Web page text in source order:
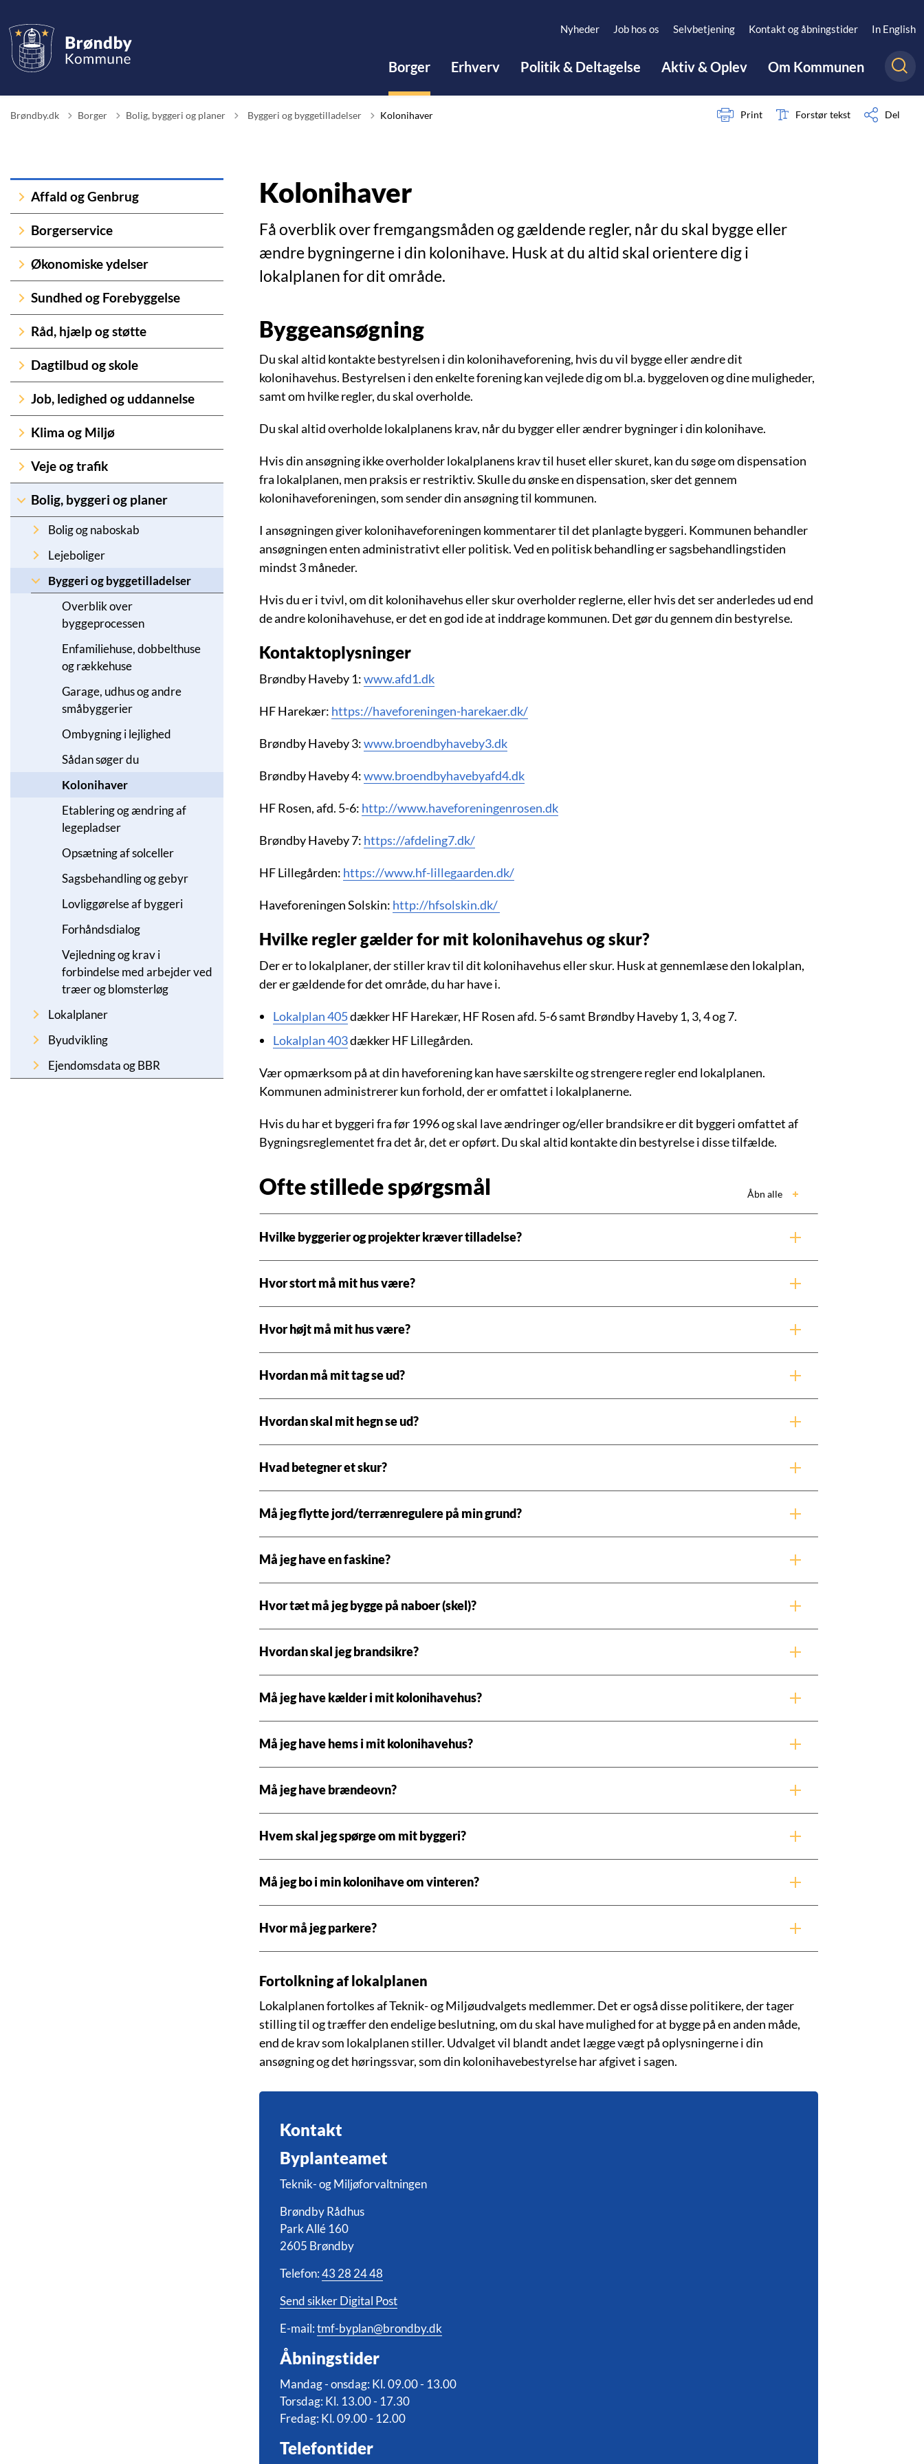
Nyheder Job hos os Selvbetjening Kontakt og åbningstider In English
Borger Erhverv Politik & Deltagelse Aktiv & Oplev Om Kommunen
Brøndby.dk Borger Bolig, byggeri og planer Tilbage til
Byggeri og byggetilladelser Kolonihaver Print Forstør tekst Del
Affald og Genbrug
Borgerservice
Økonomiske ydelser
Sundhed og Forebyggelse
Råd, hjælp og støtte
Dagtilbud og skole
Job, ledighed og uddannelse
Klima og Miljø
Veje og trafik
Bolig, byggeri og planer
Bolig og naboskab
Lejeboliger
Byggeri og byggetilladelser
Overblik over
byggeprocessen
Enfamiliehuse, dobbelthuse
og rækkehuse
Garage, udhus og andre
småbyggerier
Ombygning i lejlighed
Sådan søger du
Kolonihaver
Etablering og ændring af
legepladser
Opsætning af solceller
Sagsbehandling og gebyr
Lovliggørelse af byggeri
Forhåndsdialog
Vejledning og krav i
forbindelse med arbejder ved
træer og blomsterløg
Lokalplaner
Byudvikling
Ejendomsdata og BBR
Kolonihaver
Få overblik over fremgangsmåden og gældende regler, når du skal bygge eller
ændre bygningerne i din kolonihave. Husk at du altid skal orientere dig i
lokalplanen for dit område.
Byggeansøgning
Du skal altid kontakte bestyrelsen i din kolonihaveforening, hvis du vil bygge eller ændre dit
kolonihavehus. Bestyrelsen i den enkelte forening kan vejlede dig om bl.a. byggeloven og dine muligheder,
samt om hvilke regler, du skal overholde.
Du skal altid overholde lokalplanens krav, når du bygger eller ændrer bygninger i din kolonihave.
Hvis din ansøgning ikke overholder lokalplanens krav til huset eller skuret, kan du søge om dispensation
fra lokalplanen, men praksis er restriktiv. Skulle du ønske en dispensation, sker det gennem
kolonihaveforeningen, som sender din ansøgning til kommunen.
I ansøgningen giver kolonihaveforeningen kommentarer til det planlagte byggeri. Kommunen behandler
ansøgningen enten administrativt eller politisk. Ved en politisk behandling er sagsbehandlingstiden
mindst 3 måneder.
Hvis du er i tvivl, om dit kolonihavehus eller skur overholder reglerne, eller hvis det ser anderledes ud end
de andre kolonihavehuse, er det en god ide at inddrage kommunen. Det gør du gennem din bestyrelse.
Kontaktoplysninger
Brøndby Haveby 1:www.afd1.dk
HF Harekær: https://haveforeningen-harekaer.dk/
Brøndby Haveby 3:www.broendbyhaveby3.dk
Brøndby Haveby 4:www.broendbyhavebyafd4.dk
HF Rosen, afd. 5-6: http://www.haveforeningenrosen.dk
Brøndby Haveby 7: https://afdeling7.dk/
HF Lillegården: https://www.hf-lillegaarden.dk/
Haveforeningen Solskin: http://hfsolskin.dk/
Hvilke regler gælder for mit kolonihavehus og skur?
Der er to lokalplaner, der stiller krav til dit kolonihavehus eller skur. Husk at gennemlæse den lokalplan,
der er gældende for det område, du har have i.
Lokalplan 405dækker HF Harekær, HF Rosen afd. 5-6 samt Brøndby Haveby 1, 3, 4 og 7.
Lokalplan 403dækker HF Lillegården.
Vær opmærksom på at din haveforening kan have særskilte og strengere regler end lokalplanen.
Kommunen administrerer kun forhold, der er omfattet i lokalplanerne.
Hvis du har et byggeri fra før 1996 og skal lave ændringer og/eller brandsikre er dit byggeri omfattet af
Bygningsreglementet fra det år, det er opført. Du skal altid kontakte din bestyrelse i disse tilfælde.
Ofte stillede spørgsmål Åbn alle
Hvilke byggerier og projekter kræver tilladelse?
Hvor stort må mit hus være?
Hvor højt må mit hus være?
Hvordan må mit tag se ud?
Hvordan skal mit hegn se ud?
Hvad betegner et skur?
Må jeg flytte jord/terrænregulere på min grund?
Må jeg have en faskine?
Hvor tæt må jeg bygge på naboer (skel)?
Hvordan skal jeg brandsikre?
Må jeg have kælder i mit kolonihavehus?
Må jeg have hems i mit kolonihavehus?
Må jeg have brændeovn?
Hvem skal jeg spørge om mit byggeri?
Må jeg bo i min kolonihave om vinteren?
Hvor må jeg parkere?
Fortolkning af lokalplanen
Lokalplanen fortolkes af Teknik- og Miljøudvalgets medlemmer. Det er også disse politikere, der tager
stilling til og træffer den endelige beslutning, om du skal have mulighed for at bygge på en anden måde,
end de krav som lokalplanen stiller. Udvalget vil blandt andet lægge vægt på oplysningerne i din
ansøgning og det høringssvar, som din kolonihavebestyrelse har afgivet i sagen.
Kontakt
Byplanteamet
Teknik- og Miljøforvaltningen
Brøndby Rådhus
Park Allé 160
2605 Brøndby
Telefon:43 28 24 48
Send sikker Digital Post
E-mail:tmf-byplan@brondby.dk
Åbningstider
Mandag - onsdag: Kl. 09.00 - 13.00
Torsdag: Kl. 13.00 - 17.30
Fredag: Kl. 09.00 - 12.00
Telefontider